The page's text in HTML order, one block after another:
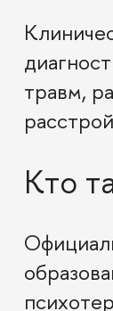
травм,
Кто